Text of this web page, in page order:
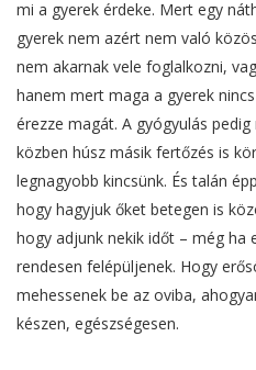
mi a gyerek érdeke. Mert egy
gyerek nem azért nem való
nem akarnak vele foglalkozni,
hanem mert maga a gyerek
érezze magát. A gyógyulás
közben húsz másik fertőzés is
legnagyobb kincsünk. És talán
hogy hagyjuk őket betegen is
hogy adjunk nekik időt – még ha
rendesen felépüljenek. Hogy
mehessenek be az oviba,
készen, egészségesen.